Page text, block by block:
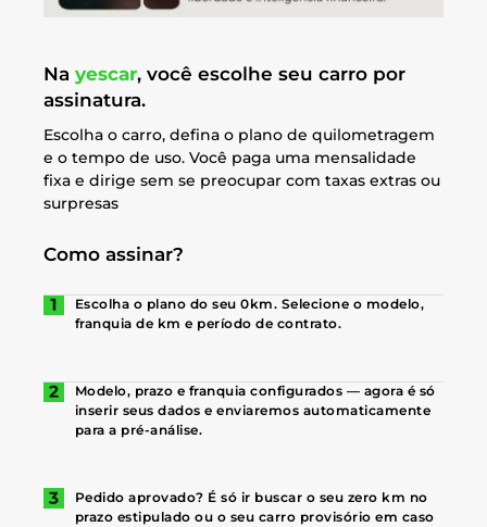
Na yescar, você escolhe seu carro por
assinatura.
Escolha o carro, defina o plano de quilometragem
e o tempo de uso. Você paga uma mensalidade
fixa e dirige sem se preocupar com taxas extras ou
surpresas
Como assinar?
Escolha o plano do seu 0km. Selecione o modelo,
franquia de km e período de contrato.
Modelo, prazo e franquia configurados — agora é só
inserir seus dados e enviaremos automaticamente
para a pré-análise.
Pedido aprovado? É só ir buscar o seu zero km no
prazo estipulado ou o seu carro provisório em caso